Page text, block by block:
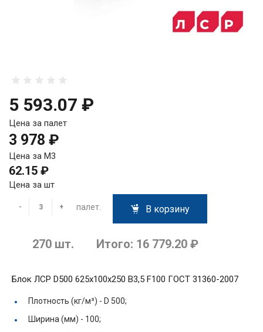
5 593.07 ₽
Цена за палет
3 978 ₽
Цена за М3
62.15 ₽
Цена за шт
- + палет. В корзину
270 шт. Итого: 16 779.20 ₽
Блок ЛСР D500 625х100х250 B3,5 F100 ГОСТ 31360-2007
Плотность (кг/м³) - D 500;
Ширина (мм) - 100;